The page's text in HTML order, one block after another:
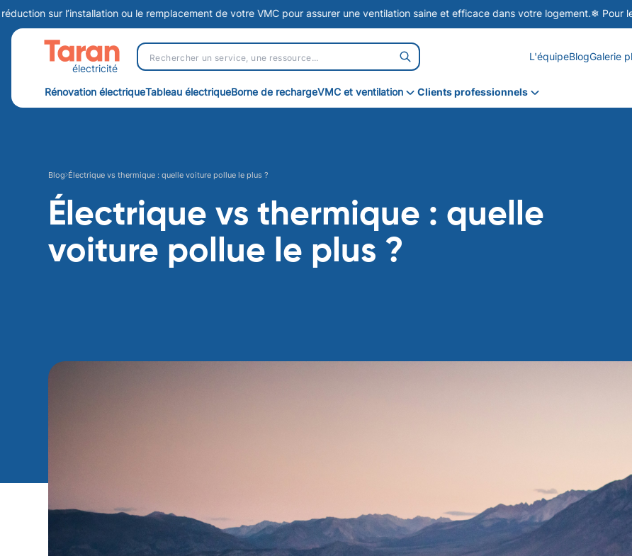
ou le remplacement de votre VMC pour assurer une ventilation saine et efficace dans votre logement.❄ Pour le pritemps,
électricité
L'équipeBlogGalerie
Rénovation électriqueTableau électriqueBorne de rechargeVMC et ventilation
Clients professionnels
Blog Électrique vs thermique : quelle voiture pollue le plus ?
Électrique vs thermique : quelle
voiture pollue le plus ?